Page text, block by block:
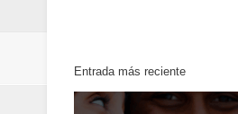
Entrada más reciente